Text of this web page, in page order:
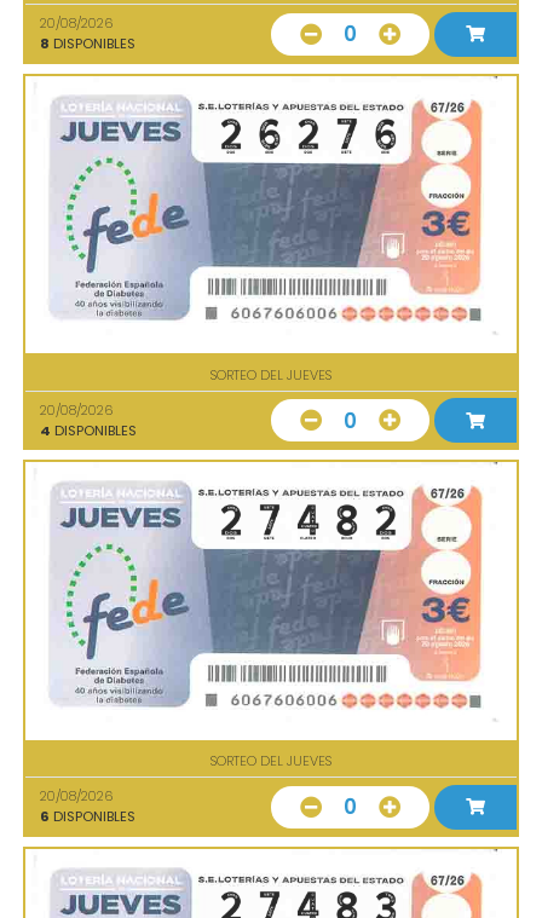
20/08/2026
8 DISPONIBLES 0
SORTEO DEL JUEVES
20/08/2026
4 DISPONIBLES 0
SORTEO DEL JUEVES
20/08/2026
6 DISPONIBLES 0